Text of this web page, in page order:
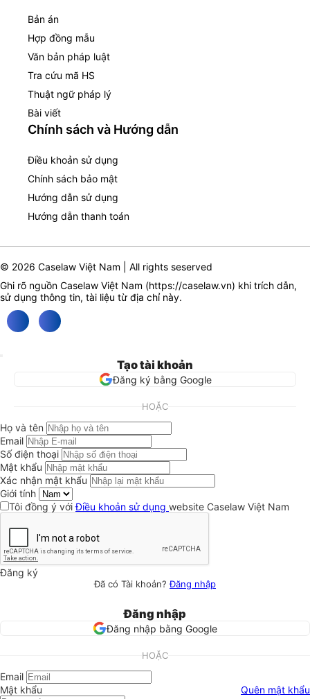
Bản án
Hợp đồng mẫu
Văn bản pháp luật
Tra cứu mã HS
Thuật ngữ pháp lý
Bài viết
Chính sách và Hướng dẫn
Điều khoản sử dụng
Chính sách bảo mật
Hướng dẫn sử dụng
Hướng dẫn thanh toán
© 2026 Caselaw Việt Nam | All rights seserved
Ghi rõ nguồn Caselaw Việt Nam (https://caselaw.vn) khi trích dẫn,
sử dụng thông tin, tài liệu từ địa chỉ này.
Tạo tài khoản
Đăng ký bằng Google
HOẶC
Họ và tên
Email
Số điện thoại
Mật khẩu
Xác nhận mật khẩu
Giới tính
Tôi đồng ý vớiĐiều khoản sử dụng website Caselaw Việt Nam
Đăng ký
Đã có Tài khoản?Đăng nhập
Đăng nhập
Đăng nhập bằng Google
HOẶC
Email
Mật khẩu
Quên mật khẩu